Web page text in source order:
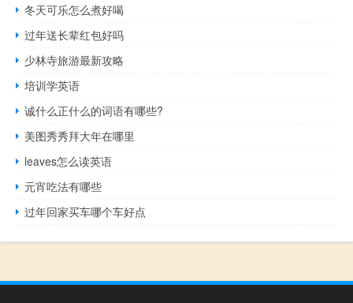
冬天可乐怎么煮好喝
过年送长辈红包好吗
少林寺旅游最新攻略
培训学英语
诚什么正什么的词语有哪些?
美图秀秀拜大年在哪里
leaves怎么读英语
元宵吃法有哪些
过年回家买车哪个车好点